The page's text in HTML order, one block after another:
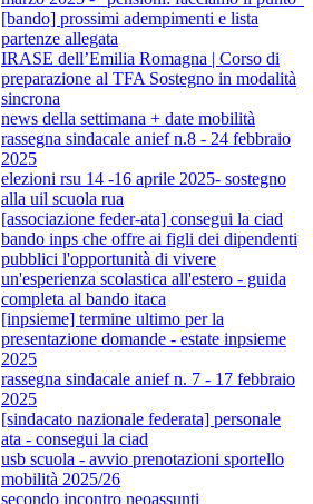
[bando] prossimi adempimenti e lista
partenze allegata
IRASE dell’Emilia Romagna | Corso di
preparazione al TFA Sostegno in modalità
sincrona
news della settimana + date mobilità
rassegna sindacale anief n.8 - 24 febbraio
2025
elezioni rsu 14 -16 aprile 2025- sostegno
alla uil scuola rua
[associazione feder-ata] consegui la ciad
bando inps che offre ai figli dei dipendenti
pubblici l'opportunità di vivere
un'esperienza scolastica all'estero - guida
completa al bando itaca
[inpsieme] termine ultimo per la
presentazione domande - estate inpsieme
2025
rassegna sindacale anief n. 7 - 17 febbraio
2025
[sindacato nazionale federata] personale
ata - consegui la ciad
usb scuola - avvio prenotazioni sportello
mobilità 2025/26
secondo incontro neoassunti